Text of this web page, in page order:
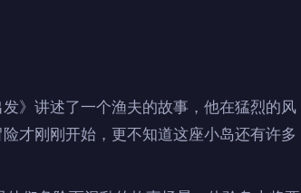
》讲述了一个渔夫的故事，他在猛烈的风
才刚刚开始，更不知道这座小岛还有许多